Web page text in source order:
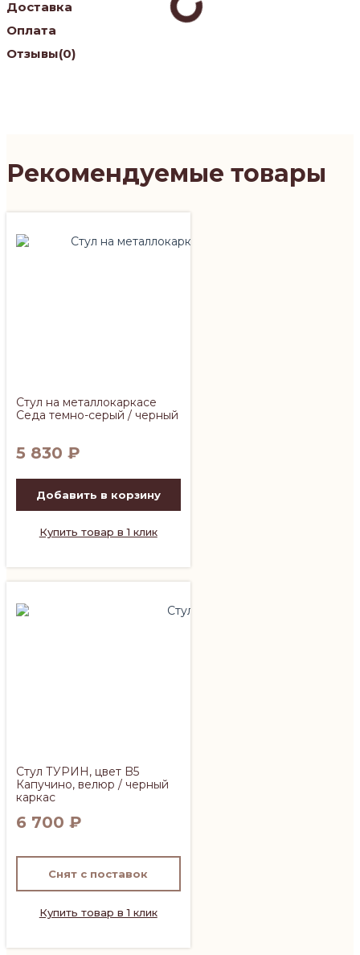
Доставка
Оплата
Отзывы(0)
Рекомендуемые товары
Стул на металлокаркасе
Седа темно-серый / черный
5 830 ₽
Добавить в корзину
Купить товар в 1 клик
Стул ТУРИН, цвет B5
Капучино, велюр / черный
каркас
6 700 ₽
Снят с поставок
Купить товар в 1 клик